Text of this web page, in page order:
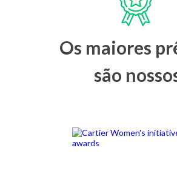
Os maiores
são